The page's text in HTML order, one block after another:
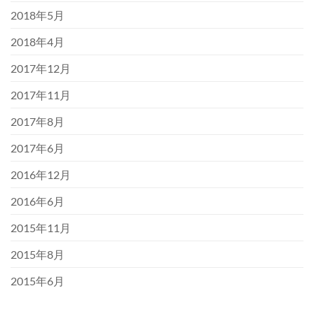
2018年5月
2018年4月
2017年12月
2017年11月
2017年8月
2017年6月
2016年12月
2016年6月
2015年11月
2015年8月
2015年6月